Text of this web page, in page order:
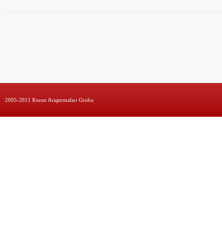
2005-2011 Kuran Araştırmaları Grubu